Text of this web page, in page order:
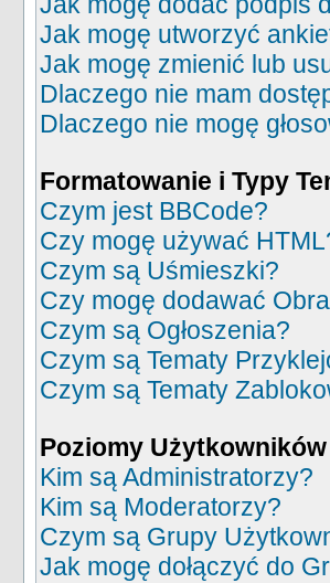
Jak mogę utworzyć
Jak mogę zmienić lub
Dlaczego nie mam
Dlaczego nie mogę
Formatowanie i Typy
Czym jest BBCode?
Czy mogę używać
Czym są Uśmieszki?
Czy mogę dodawać
Czym są Ogłoszenia?
Czym są Tematy
Czym są Tematy
Poziomy
Kim są Administratorzy?
Kim są Moderatorzy?
Czym są Grupy
Jak mogę dołączyć do